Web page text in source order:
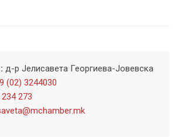
д-р Јелисавета Георгиева-Јовевска
(02) 3244030
273